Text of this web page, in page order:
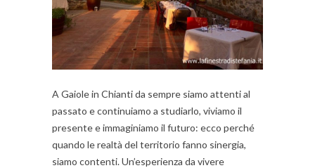
A Gaiole in Chianti da sempre siamo attenti al
passato e continuiamo a studiarlo, viviamo il
presente e immaginiamo il futuro: ecco perché
quando le realtà del territorio fanno sinergia,
siamo contenti. Un’esperienza da vivere